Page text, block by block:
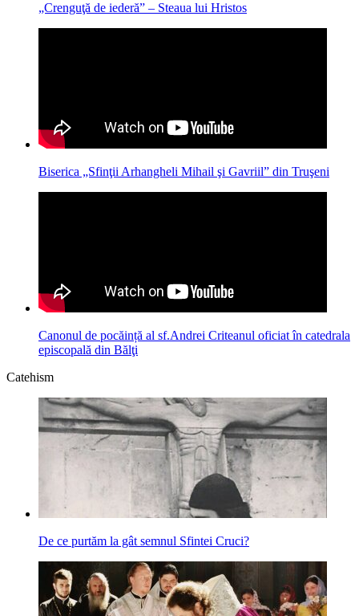
„Crenguţă de iederă” – Steaua lui Hristos
Biserica „Sfinţii Arhangheli Mihail şi Gavriil” din Truşeni
Canonul de pocăință al sf.Andrei Criteanul oficiat în catedrala
episcopală din Bălţi
Catehism
De ce purtăm la gât semnul Sfintei Cruci?